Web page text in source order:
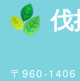
〒960-1406